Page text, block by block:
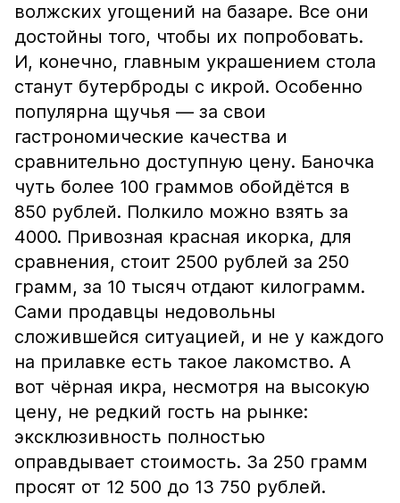
волжских угощений на базаре. Все они
достойны того, чтобы их попробовать.
И, конечно, главным украшением стола
станут бутерброды с икрой. Особенно
популярна щучья — за свои
гастрономические качества и
сравнительно доступную цену. Баночка
чуть более 100 граммов обойдётся в
850 рублей. Полкило можно взять за
4000. Привозная красная икорка, для
сравнения, стоит 2500 рублей за 250
грамм, за 10 тысяч отдают килограмм.
Сами продавцы недовольны
сложившейся ситуацией, и не у каждого
на прилавке есть такое лакомство. А
вот чёрная икра, несмотря на высокую
цену, не редкий гость на рынке:
эксклюзивность полностью
оправдывает стоимость. За 250 грамм
просят от 12 500 до 13 750 рублей.